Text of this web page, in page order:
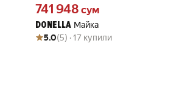
DONELLA Майка
Цена 741948 сум вместо
741 948 сум
Рейтинг товара: 5.0 из 5
Оценок: (5) · 17 купили
5.0(5) · 17 купили